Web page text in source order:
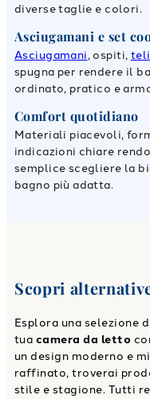
diverse taglie e colori.
Asciugamani e set
Asciugamani, ospiti,
spugna per rendere il
ordinato, pratico e
Comfort quotidiano
Materiali piacevoli,
indicazioni chiare
semplice scegliere la
bagno più adatta.
Scopri
Esplora una selezione
tua camera da letto
un design moderno e
raffinato, troverai
stile e stagione. Tutti